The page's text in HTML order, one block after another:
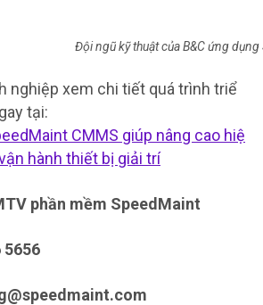
Đội ngũ kỹ thuật của B&C ứng
nghiệp xem chi tiết quá trình triể
tại:
CMMS giúp nâng cao hiệ
hành thiết bị giải trí
phần mềm SpeedMaint
5656